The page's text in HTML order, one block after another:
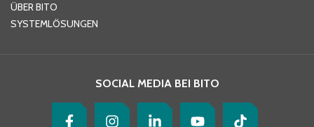
ÜBER BITO
SYSTEMLÖSUNGEN
SOCIAL MEDIA BEI BITO